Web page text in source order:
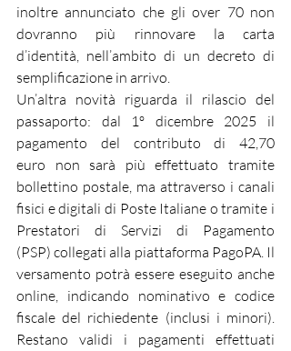
inoltre annunciato che gli over 70 non
dovranno più rinnovare la carta
d’identità, nell’ambito di un decreto di
semplificazione in arrivo.
Un’altra novità riguarda il rilascio del
passaporto: dal 1º dicembre 2025 il
pagamento del contributo di 42,70
euro non sarà più effettuato tramite
bollettino postale, ma attraverso i canali
fisici e digitali di Poste Italiane o tramite i
Prestatori di Servizi di Pagamento
(PSP) collegati alla piattaforma PagoPA. Il
versamento potrà essere eseguito anche
online, indicando nominativo e codice
fiscale del richiedente (inclusi i minori).
Restano validi i pagamenti effettuati